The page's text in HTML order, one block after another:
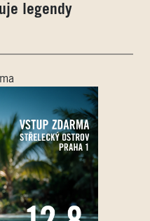
legendy